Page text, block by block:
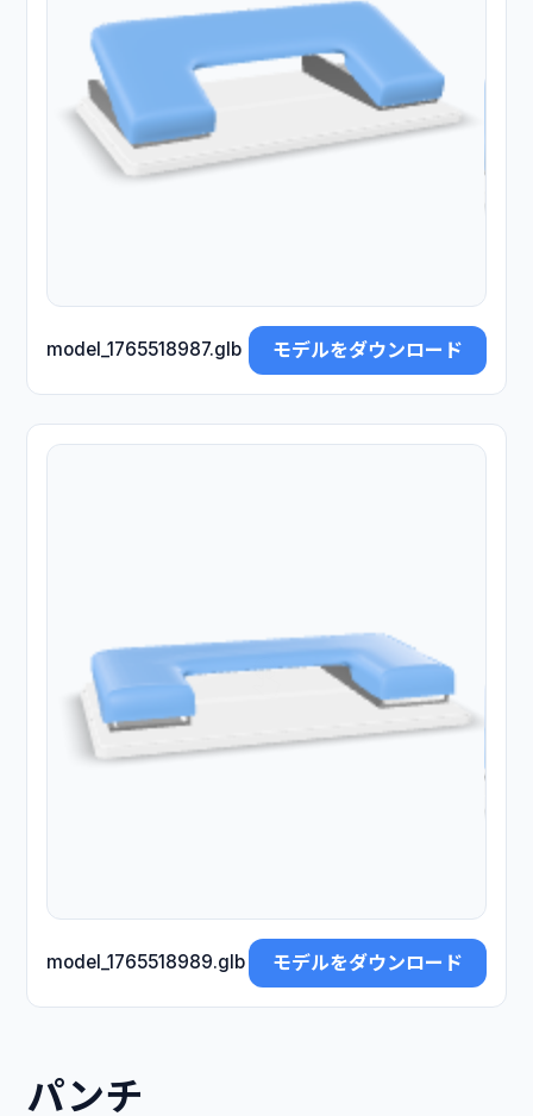
model_1765518987.glb モデルをダウンロード
model_1765518989.glb モデルをダウンロード
パンチ